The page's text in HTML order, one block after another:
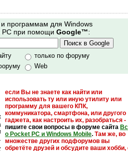
и программам для Windows
PC при помощи Google™:
только по форуму
Web
если Вы не знаете как найти или
использовать ту или иную утилиту или
программу для вашего КПК,
коммуникатора, смартфона, или другого
гаджета, как настроить их, разобраться -
пишите свои вопросы в форуме сайта
о Pocket PC и Windows Mobile. Там же, во
множестве других подфорумов вы
обретёте друзей и обсудите ваши хобби,